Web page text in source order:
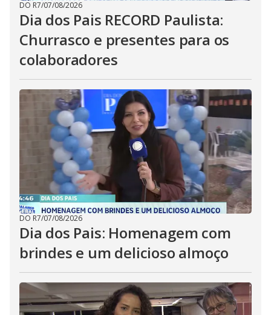
DO R7/07/08/2026
Dia dos Pais RECORD Paulista:
Churrasco e presentes para os
colaboradores
DO R7/07/08/2026
Dia dos Pais: Homenagem com
brindes e um delicioso almoço